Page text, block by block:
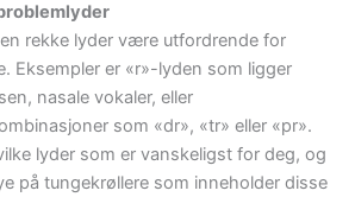
rekke lyder være utfordrende for
Eksempler er «r»-lyden som ligger
nasale vokaler, eller
som «dr», «tr» eller «pr».
lyder som er vanskeligst for deg, og
på tungekrøllere som inneholder disse